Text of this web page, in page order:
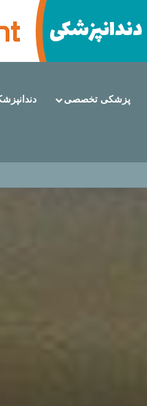
پزشکی تخصصی